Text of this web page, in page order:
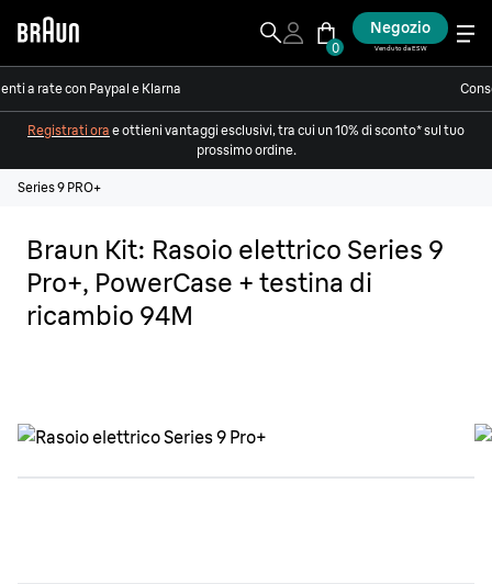
0
Negozio
Venduto da ESW
a rate con Paypal e Klarna
Registrati ora e ottieni vantaggi esclusivi, tra cui un 10% di sconto* sul tuo
prossimo ordine.
Series 9 PRO+
Braun Kit: Rasoio elettrico Series 9
Pro+, PowerCase + testina di
ricambio 94M